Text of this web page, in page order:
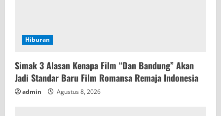
Hiburan
Simak 3 Alasan Kenapa Film “Dan Bandung” Akan
Jadi Standar Baru Film Romansa Remaja Indonesia
admin Agustus 8, 2026